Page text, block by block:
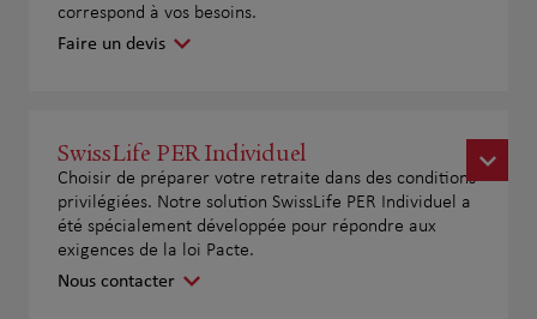
correspond à vos besoins.
Faire un devis
SwissLife PER Individuel
Choisir de préparer votre retraite dans des conditions
privilégiées. Notre solution SwissLife PER Individuel a
été spécialement développée pour répondre aux
exigences de la loi Pacte.
Nous contacter